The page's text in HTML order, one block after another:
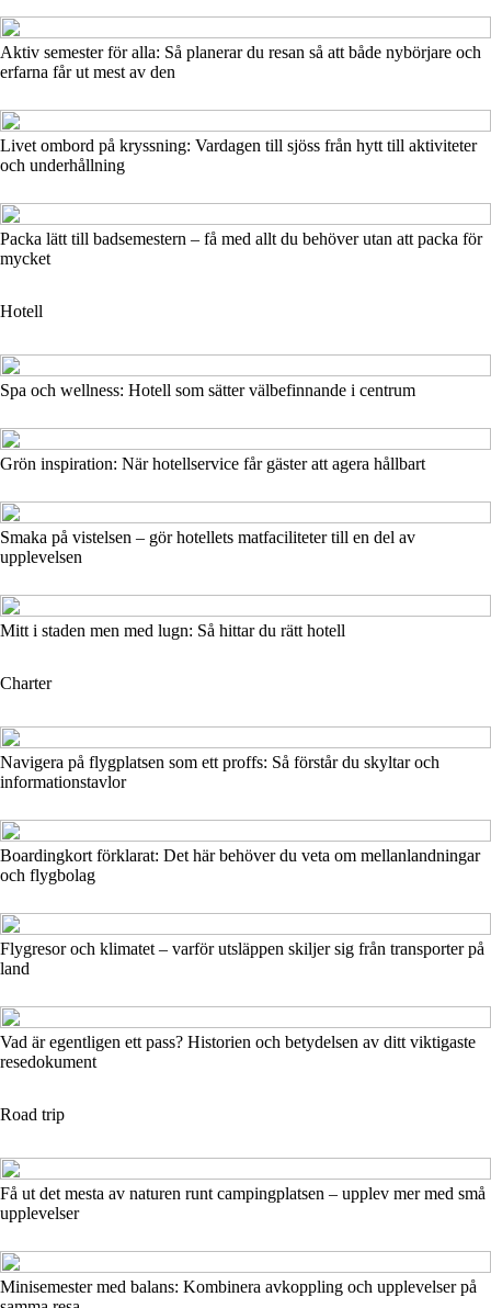
Aktiv semester för alla: Så planerar du resan så att både nybörjare och
erfarna får ut mest av den
Livet ombord på kryssning: Vardagen till sjöss från hytt till aktiviteter
och underhållning
Packa lätt till badsemestern – få med allt du behöver utan att packa för
mycket
Hotell
Spa och wellness: Hotell som sätter välbefinnande i centrum
Grön inspiration: När hotellservice får gäster att agera hållbart
Smaka på vistelsen – gör hotellets matfaciliteter till en del av
upplevelsen
Mitt i staden men med lugn: Så hittar du rätt hotell
Charter
Navigera på flygplatsen som ett proffs: Så förstår du skyltar och
informationstavlor
Boardingkort förklarat: Det här behöver du veta om mellanlandningar
och flygbolag
Flygresor och klimatet – varför utsläppen skiljer sig från transporter på
land
Vad är egentligen ett pass? Historien och betydelsen av ditt viktigaste
resedokument
Road trip
Få ut det mesta av naturen runt campingplatsen – upplev mer med små
upplevelser
Minisemester med balans: Kombinera avkoppling och upplevelser på